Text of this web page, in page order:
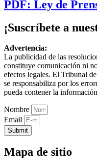
PDF: Ley de
¡Suscríbete a
Advertencia:
La publicidad de las
constituye comunicación ni
efectos legales. El Tribunal
se responsabiliza por los
pueda contener la
Nombre
Email
Submit
Mapa de sitio